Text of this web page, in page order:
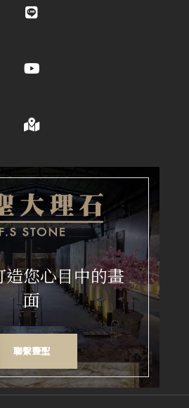
造您心目中的畫
面
聯繫豐聖